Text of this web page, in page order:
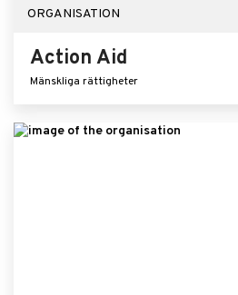
ORGANISATION
Action Aid
Mänskliga rättigheter